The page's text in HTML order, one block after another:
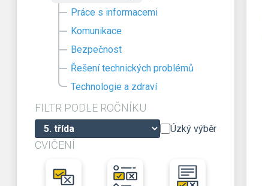
Práce s informacemi
Komunikace
Bezpečnost
Řešení technických problémů
Technologie a zdraví
FILTR PODLE ROČNÍKU
Úzký výběr
CVIČENÍ